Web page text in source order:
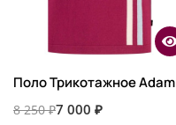
Поло Трикотажное Adam
8 250 ₽7 000 ₽